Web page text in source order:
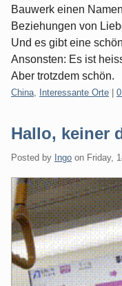
Bauwerk einen
Beziehungen von
Und es gibt eine
Ansonsten: Es ist
Aber trotzdem schön.
Categories:
China, Interessante Orte
Hallo, keiner
Posted by Ingo on Friday,